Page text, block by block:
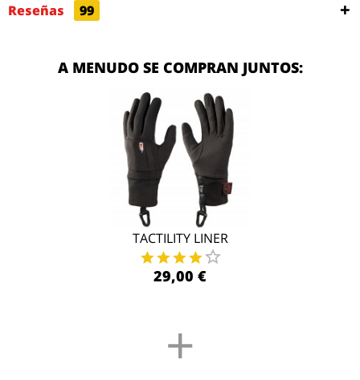
Reseñas
99
A MENUDO SE COMPRAN JUNTOS:
TACTILITY LINER
29,00 €
+